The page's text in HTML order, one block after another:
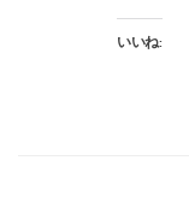
いいね: